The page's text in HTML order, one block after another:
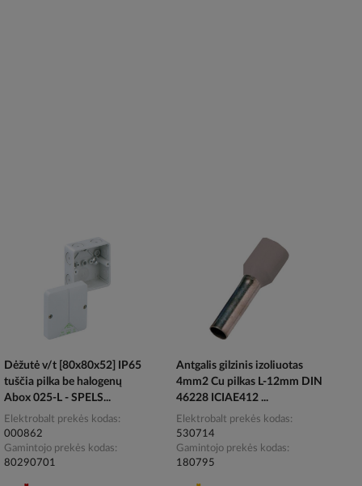
Dėžutė v/t [80x80x52] IP65
tuščia pilka be halogenų
Abox 025-L - SPELS...
Elektrobalt prekės kodas
000862
Gamintojo prekės kodas
80290701
Antgalis gilzinis izoliuotas
4mm2 Cu pilkas L-12mm DIN
46228 ICIAE412 ...
Elektrobalt prekės kodas
530714
Gamintojo prekės kodas
180795